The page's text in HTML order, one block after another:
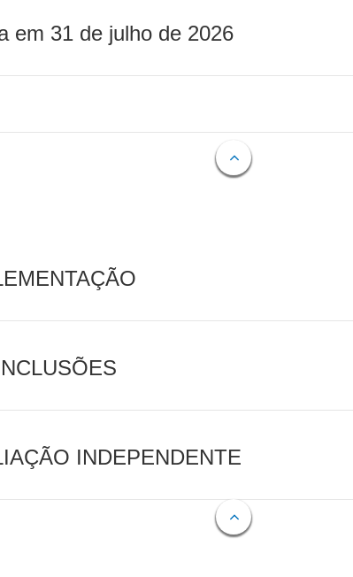
em 31 de julho de 2026
INDEPENDENTE